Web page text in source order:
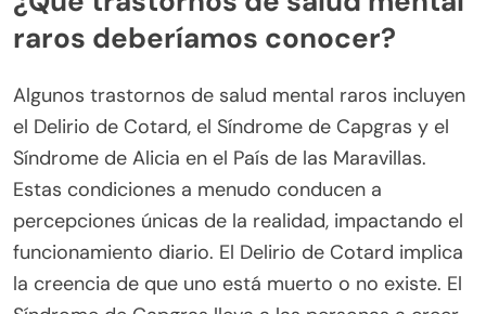
menudo requiere múltiples modalidades. Por
ejemplo, integrar la psicoterapia con la medicación
pacientes. La investigación indica que los
pacientes que reciben atención integrativa
experimentan síntomas reducidos y un mejor
bienestar general. Además, este modelo ayuda a
superar el estigma al promover una comprensión
holística de la salud mental, enfatizando que la
recuperación implica tanto apoyo médico como